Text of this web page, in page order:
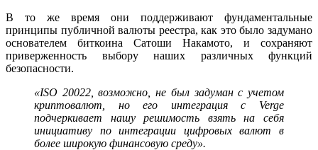
В то же время они поддерживают фундаментальные
принципы публичной валюты реестра, как это было задумано
основателем биткоина Сатоши Накамото, и сохраняют
приверженность выбору наших различных функций
безопасности.
«ISO 20022, возможно, не был задуман с учетом
криптовалют, но его интеграция с Verge
подчеркивает нашу решимость взять на себя
инициативу по интеграции цифровых валют в
более широкую финансовую среду».